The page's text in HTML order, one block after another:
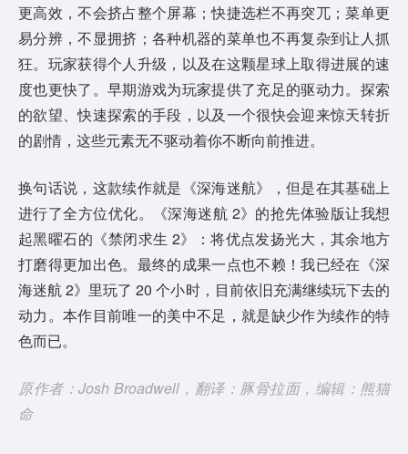
更高效，不会挤占整个屏幕；快捷选栏不再突兀；菜单更
易分辨，不显拥挤；各种机器的菜单也不再复杂到让人抓
狂。玩家获得个人升级，以及在这颗星球上取得进展的速
度也更快了。早期游戏为玩家提供了充足的驱动力。探索
的欲望、快速探索的手段，以及一个很快会迎来惊天转折
的剧情，这些元素无不驱动着你不断向前推进。
换句话说，这款续作就是《深海迷航》，但是在其基础上
进行了全方位优化。《深海迷航 2》的抢先体验版让我想
起黑曜石的《禁闭求生 2》：将优点发扬光大，其余地方
打磨得更加出色。最终的成果一点也不赖！我已经在《深
海迷航 2》里玩了 20 个小时，目前依旧充满继续玩下去的
动力。本作目前唯一的美中不足，就是缺少作为续作的特
色而已。
原作者：Josh Broadwell，翻译：豚骨拉面，编辑：熊猫
命